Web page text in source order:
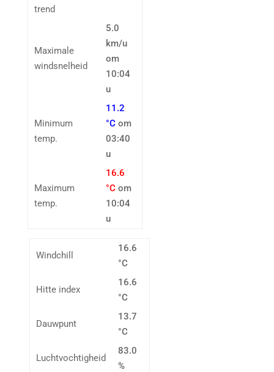
trend
Maximale
windsnelheid
5.0
km/u
om
10:04
u
Minimum
temp.
11.2
°Com
03:40
u
Maximum
temp.
16.6
°Com
10:04
u
Windchill
16.6
°C
Hitte index
16.6
°C
Dauwpunt
13.7
°C
Luchtvochtigheid
83.0
%